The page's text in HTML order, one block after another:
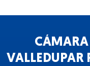
CÁMARA
VALLEDUPAR